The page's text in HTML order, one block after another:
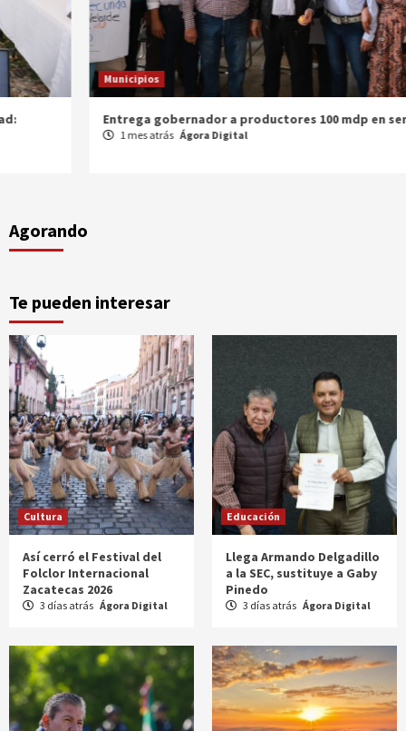
Municipios
Entrega gobernador a productores 100 mdp en semilla
Ágora Digital
Agorando
Te pueden interesar
Cultura
Así cerró el Festival del
Folclor Internacional
Zacatecas 2026
3 días atrás Ágora Digital
Educación
Llega Armando Delgadillo
a la SEC, sustituye a Gaby
Pinedo
3 días atrás Ágora Digital